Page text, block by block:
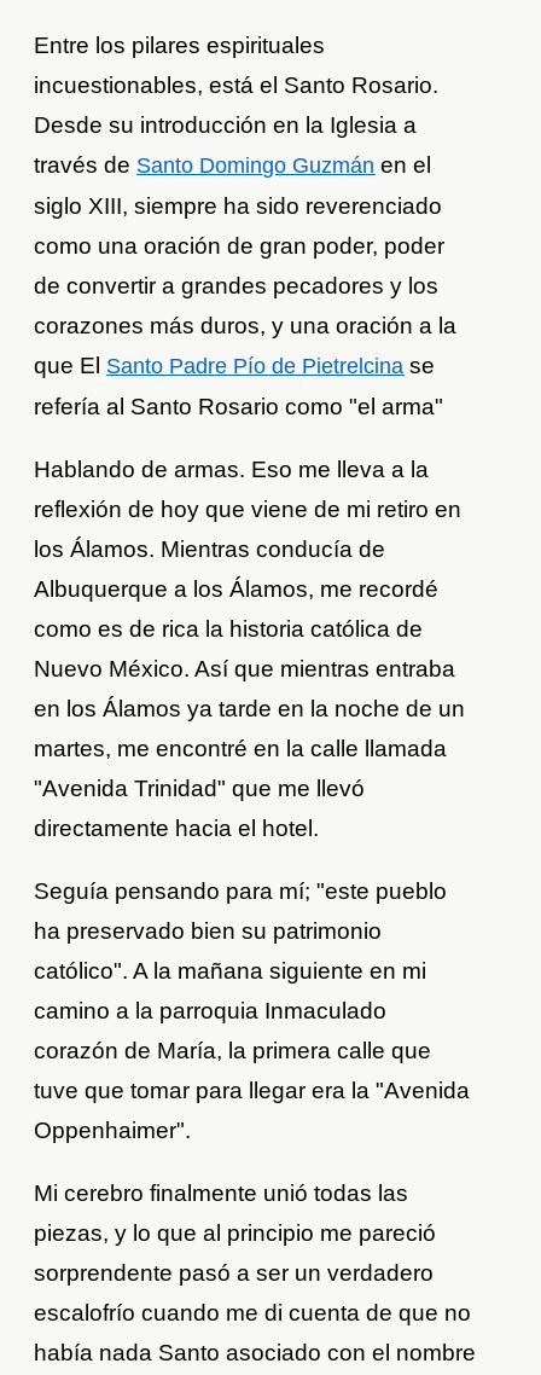
Entre los pilares espirituales
incuestionables, está el Santo Rosario.
Desde su introducción en la Iglesia a
través de Santo Domingo Guzmán en el
siglo XIII, siempre ha sido reverenciado
como una oración de gran poder, poder
de convertir a grandes pecadores y los
corazones más duros, y una oración a la
que El Santo Padre Pío de Pietrelcina se
refería al Santo Rosario como "el arma"
Hablando de armas. Eso me lleva a la
reflexión de hoy que viene de mi retiro en
los Álamos. Mientras conducía de
Albuquerque a los Álamos, me recordé
como es de rica la historia católica de
Nuevo México. Así que mientras entraba
en los Álamos ya tarde en la noche de un
martes, me encontré en la calle llamada
"Avenida Trinidad" que me llevó
directamente hacia el hotel.
Seguía pensando para mí; "este pueblo
ha preservado bien su patrimonio
católico". A la mañana siguiente en mi
camino a la parroquia Inmaculado
corazón de María, la primera calle que
tuve que tomar para llegar era la "Avenida
Oppenhaimer".
Mi cerebro finalmente unió todas las
piezas, y lo que al principio me pareció
sorprendente pasó a ser un verdadero
escalofrío cuando me di cuenta de que no
había nada Santo asociado con el nombre